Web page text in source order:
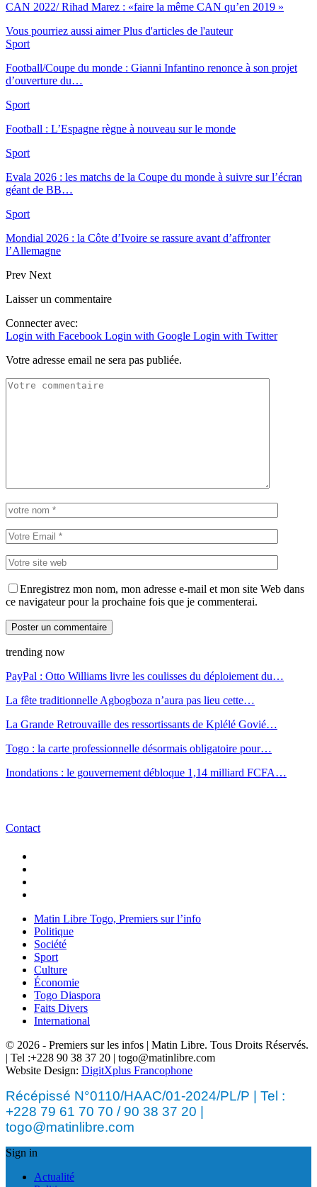
CAN 2022/ Rihad Marez : «faire la même CAN qu’en 2019 »
Vous pourriez aussi aimer Plus d'articles de l'auteur
Sport
Football/Coupe du monde : Gianni Infantino renonce à son projet
d’ouverture du…
Sport
Football : L’Espagne règne à nouveau sur le monde
Sport
Evala 2026 : les matchs de la Coupe du monde à suivre sur l’écran
géant de BB…
Sport
Mondial 2026 : la Côte d’Ivoire se rassure avant d’affronter
l’Allemagne
Prev Next
Laisser un commentaire
Connecter avec:
Login with Facebook Login with Google Login with Twitter
Votre adresse email ne sera pas publiée.
Enregistrez mon nom, mon adresse e-mail et mon site Web dans
ce navigateur pour la prochaine fois que je commenterai.
trending now
PayPal : Otto Williams livre les coulisses du déploiement du…
La fête traditionnelle Agbogboza n’aura pas lieu cette…
La Grande Retrouvaille des ressortissants de Kplélé Govié…
Togo : la carte professionnelle désormais obligatoire pour…
Inondations : le gouvernement débloque 1,14 milliard FCFA…
Contact
Matin Libre Togo, Premiers sur l’info
Politique
Société
Sport
Culture
Économie
Togo Diaspora
Faits Divers
International
© 2026 - Premiers sur les infos | Matin Libre. Tous Droits Réservés.
| Tel :+228 90 38 37 20 | togo@matinlibre.com
Website Design: DigitXplus Francophone
Récépissé N°0110/HAAC/01-2024/PL/P | Tel :
+228 79 61 70 70 / 90 38 37 20 |
togo@matinlibre.com
Sign in
Actualité